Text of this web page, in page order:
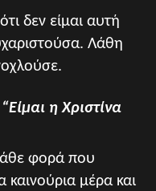
δεν είμαι αυτή
Λάθη
η Χριστίνα
φορά που
καινούρια μέρα και